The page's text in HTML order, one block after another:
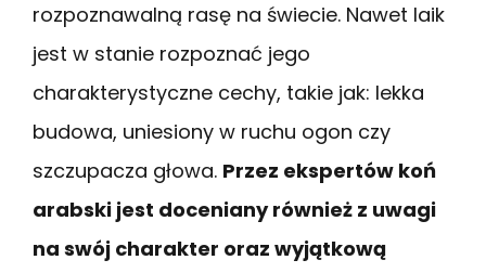
rozpoznawalną rasę na świecie. Nawet laik
jest w stanie rozpoznać jego
charakterystyczne cechy, takie jak: lekka
budowa, uniesiony w ruchu ogon czy
szczupacza głowa. Przez ekspertów koń
arabski jest doceniany również z uwagi
na swój charakter oraz wyjątkową